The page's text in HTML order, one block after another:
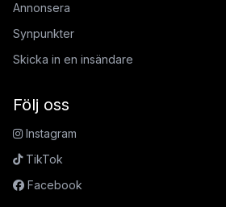
Annonsera
Synpunkter
Skicka in en insändare
Följ oss
Instagram
TikTok
Facebook